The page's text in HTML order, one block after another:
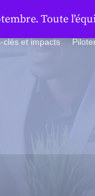
clés et impacts
Toute